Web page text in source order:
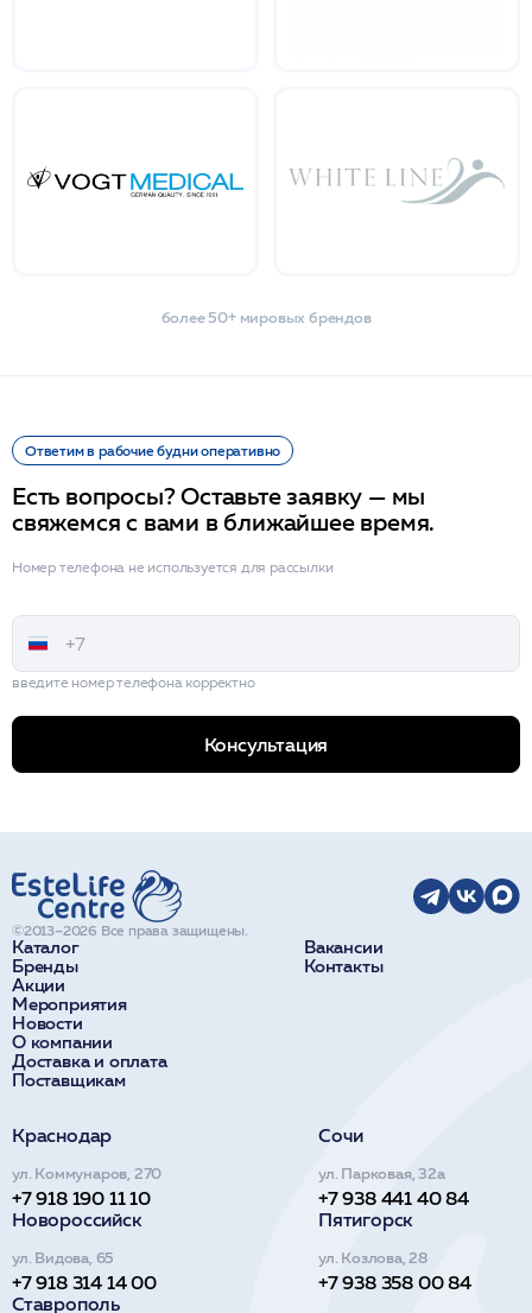
более 50+ мировых брендов
Ответим в рабочие будни оперативно
Есть вопросы? Оставьте заявку — мы
свяжемся с вами в ближайшее время.
Номер телефона не используется для рассылки
введите номер телефона корректно
Консультация
Каталог
Бренды
Акции
Мероприятия
Новости
О компании
Доставка и оплата
Поставщикам
Вакансии
Контакты
©2013–2026 Все права защищены.
Краснодар
ул. Коммунаров, 270
+7 918 190 11 10
Сочи
ул. Парковая, 32а
+7 938 441 40 84
Новороссийск
ул. Видова, 65
+7 918 314 14 00
Пятигорск
ул. Козлова, 28
+7 938 358 00 84
Ставрополь